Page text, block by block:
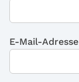
E-Mail-Adresse